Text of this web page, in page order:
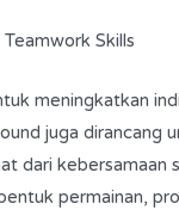
Skills
meningkatkan
juga dirancang
dari kebersamaan
permainan,